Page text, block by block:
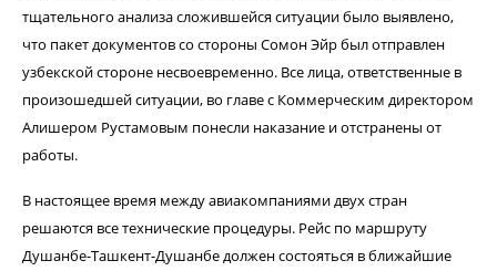
тщательного анализа сложившейся ситуации было выявлено,
что пакет документов со стороны Сомон Эйр был отправлен
узбекской стороне несвоевременно. Все лица, ответственные в
произошедшей ситуации, во главе с Коммерческим директором
Алишером Рустамовым понесли наказание и отстранены от
работы.
В настоящее время между авиакомпаниями двух стран
решаются все технические процедуры. Рейс по маршруту
Душанбе-Ташкент-Душанбе должен состояться в ближайшие